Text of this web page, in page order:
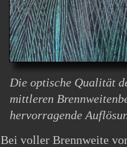
Die optische Qualität
mittleren
hervorragende
Bei voller Brennweite